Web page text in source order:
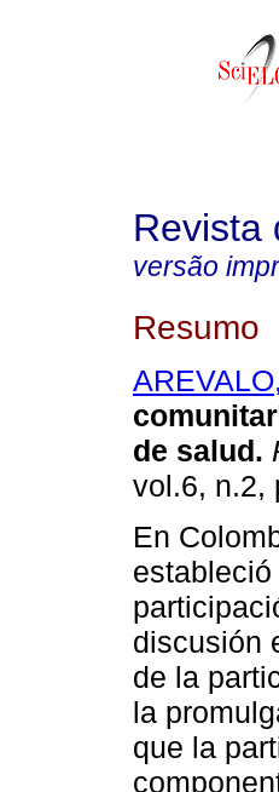
Revista
versão
Resumo
de salud.
vol.6, n.2,
En
discusión
de la
la
que la